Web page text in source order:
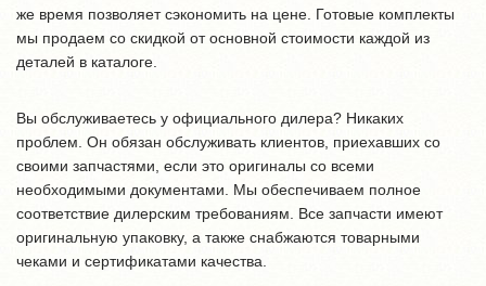
же время позволяет сэкономить на цене. Готовые комплекты
мы продаем со скидкой от основной стоимости каждой из
деталей в каталоге.
Вы обслуживаетесь у официального дилера? Никаких
проблем. Он обязан обслуживать клиентов, приехавших со
своими запчастями, если это оригиналы со всеми
необходимыми документами. Мы обеспечиваем полное
соответствие дилерским требованиям. Все запчасти имеют
оригинальную упаковку, а также снабжаются товарными
чеками и сертификатами качества.